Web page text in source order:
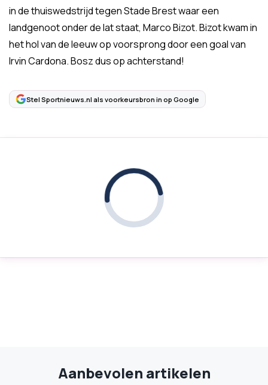
in de thuiswedstrijd tegen Stade Brest waar een
landgenoot onder de lat staat, Marco Bizot. Bizot kwam in
het hol van de leeuw op voorsprong door een goal van
Irvin Cardona. Bosz dus op achterstand!
Stel Sportnieuws.nl als voorkeursbron in op Google
Aanbevolen artikelen